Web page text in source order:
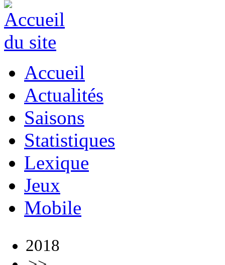
Accueil
Actualités
Saisons
Statistiques
Lexique
Jeux
Mobile
2018